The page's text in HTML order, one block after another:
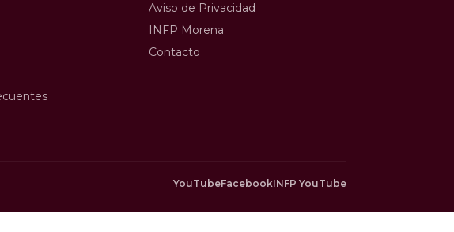
Aviso de Privacidad
INFP Morena
Contacto
YouTubeFacebookINFP YouTube